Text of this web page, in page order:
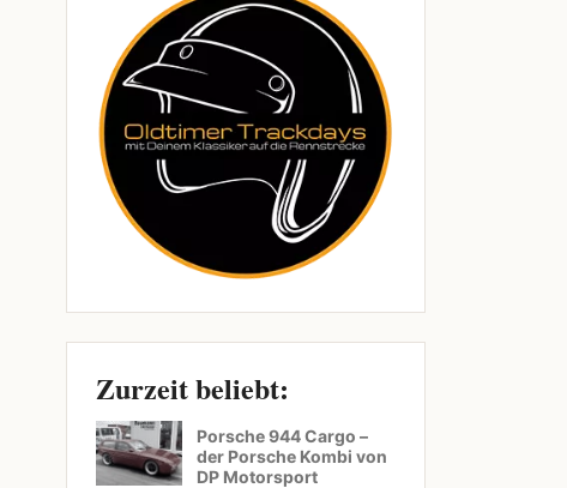
Zurzeit beliebt:
Porsche 944 Cargo –
der Porsche Kombi von
DP Motorsport